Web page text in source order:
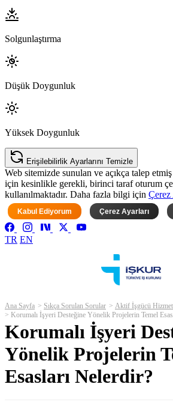
Solgunlaştırma
Düşük Doygunluk
Yüksek Doygunluk
Erişilebilirlik Ayarlarını Temizle
Web sitemizde sunulan ve açıkça talep
için kesinlikle gerekli, birinci taraf oturum
kullanılmaktadır. Daha fazla bilgi için Çerez
Kabul Ediyorum Çerez Ayarları
TR EN
Ana Sayfa Sıkça Sorulan Sorular
Aktif İşgücü
Korumalı İşyeri Desteğine Yönelik Projelerin Temel
Korumalı İşyeri
Yönelik Projelerin
Esasları Nelerdir?